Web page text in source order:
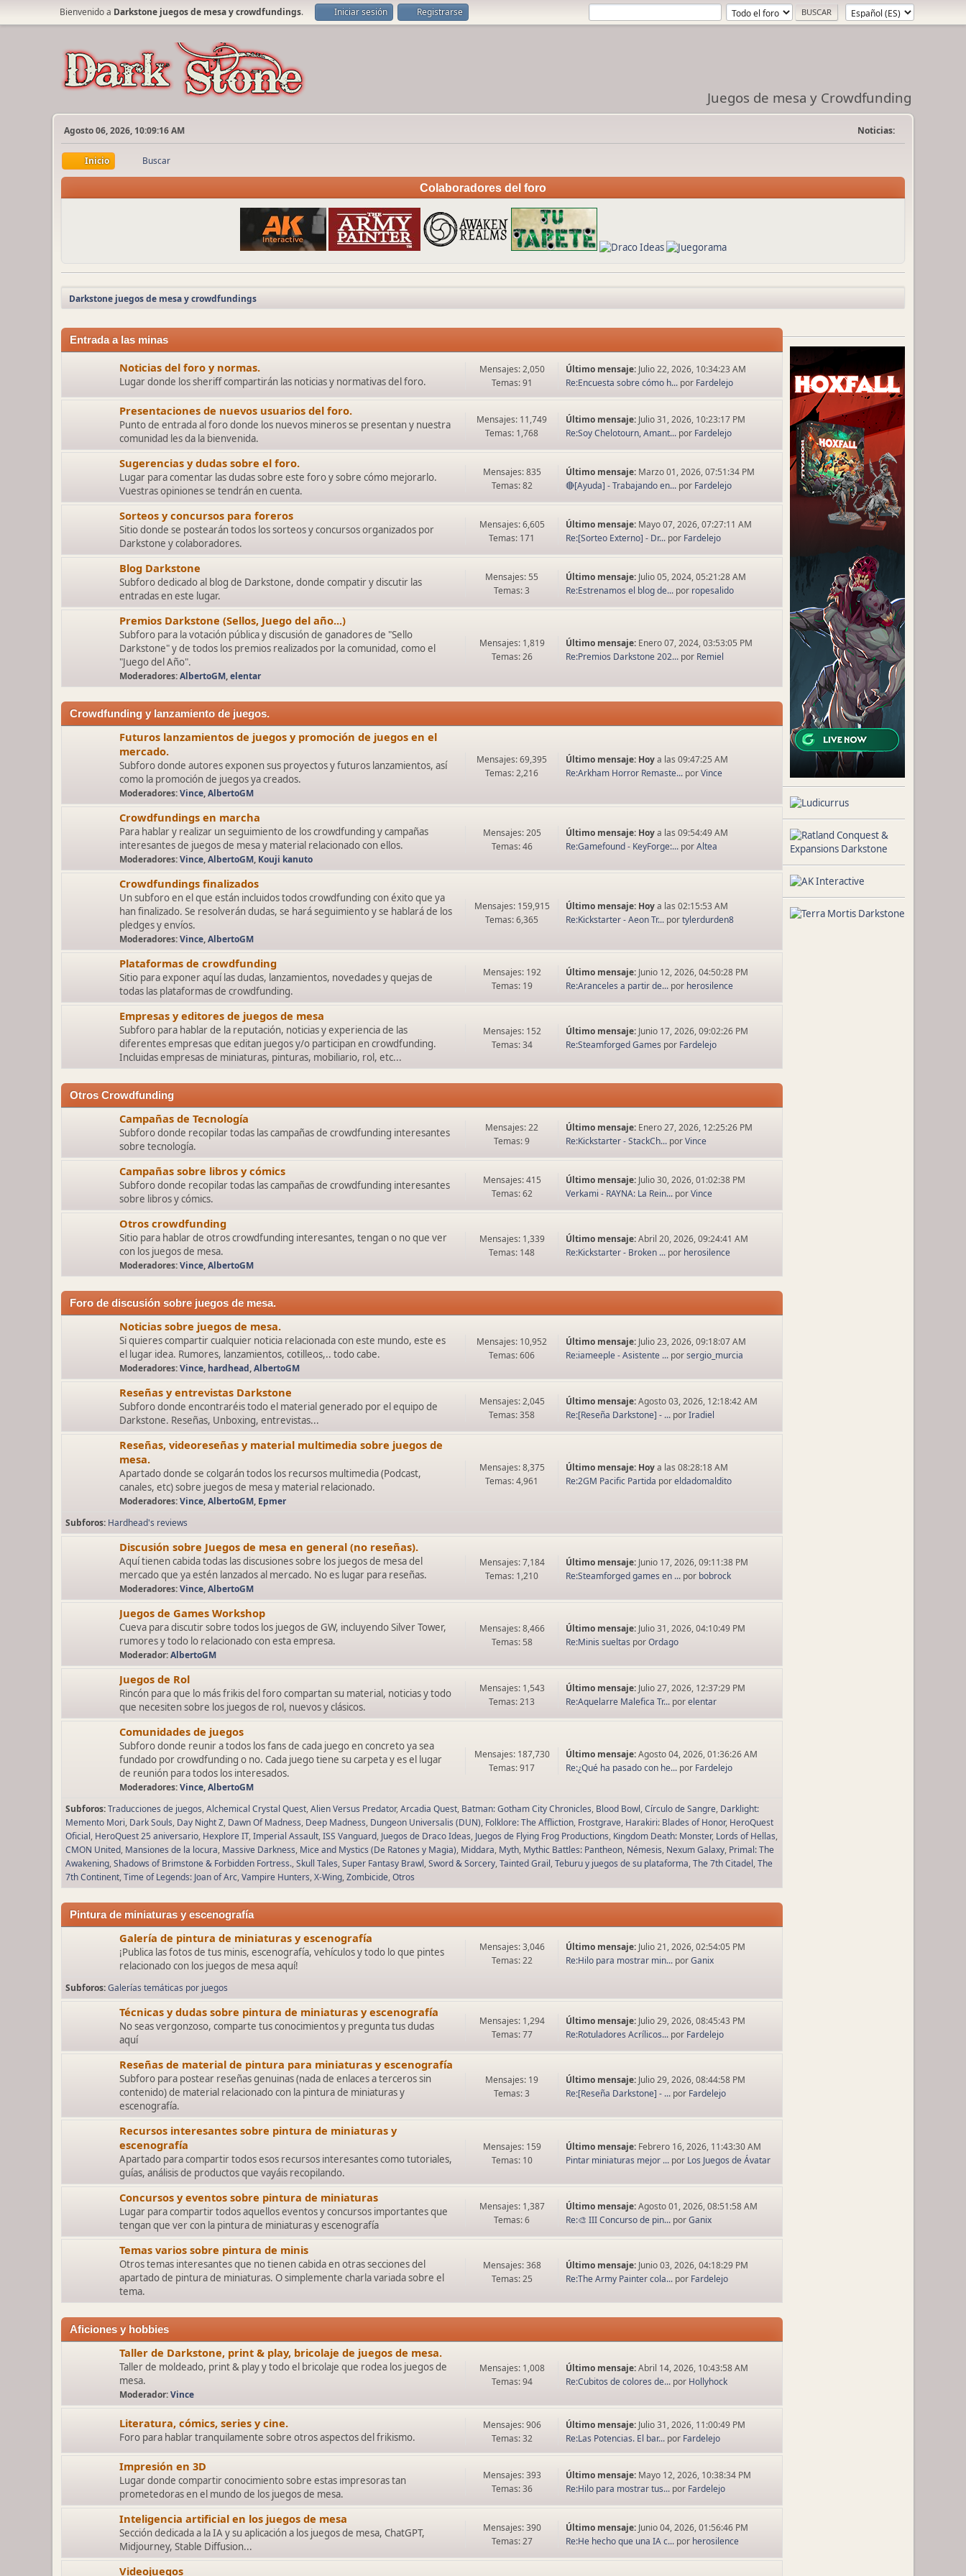
Bienvenido a Darkstone juegos de mesa y crowdfundings. Iniciar sesión Registrarse
Juegos de mesa y Crowdfunding
Agosto 06, 2026, 10:09:16 AM Noticias:
Inicio Buscar
Colaboradores del foro
Darkstone juegos de mesa y crowdfundings
Entrada a las minas
Noticias del foro y normas.
Lugar donde los sheriff compartirán las noticias y normativas del foro.
Mensajes: 2,050
Temas: 91
Último mensaje: Julio 22, 2026, 10:34:23 AM
Re:Encuesta sobre cómo h... por Fardelejo
Presentaciones de nuevos usuarios del foro.
Punto de entrada al foro donde los nuevos mineros se presentan y nuestra
comunidad les da la bienvenida.
Mensajes: 11,749
Temas: 1,768
Último mensaje: Julio 31, 2026, 10:23:17 PM
Re:Soy Chelotourn, Amant... por Fardelejo
Sugerencias y dudas sobre el foro.
Lugar para comentar las dudas sobre este foro y sobre cómo mejorarlo.
Vuestras opiniones se tendrán en cuenta.
Mensajes: 835
Temas: 82
Último mensaje: Marzo 01, 2026, 07:51:34 PM
🔴[Ayuda] - Trabajando en... por Fardelejo
Sorteos y concursos para foreros
Sitio donde se postearán todos los sorteos y concursos organizados por
Darkstone y colaboradores.
Mensajes: 6,605
Temas: 171
Último mensaje: Mayo 07, 2026, 07:27:11 AM
Re:[Sorteo Externo] - Dr... por Fardelejo
Blog Darkstone
Subforo dedicado al blog de Darkstone, donde compatir y discutir las
entradas en este lugar.
Mensajes: 55
Temas: 3
Último mensaje: Julio 05, 2024, 05:21:28 AM
Re:Estrenamos el blog de... por ropesalido
Premios Darkstone (Sellos, Juego del año...)
Subforo para la votación pública y discusión de ganadores de "Sello
Darkstone" y de todos los premios realizados por la comunidad, como el
"Juego del Año".
Moderadores:AlbertoGM,elentar
Mensajes: 1,819
Temas: 26
Último mensaje: Enero 07, 2024, 03:53:05 PM
Re:Premios Darkstone 202... por Remiel
Crowdfunding y lanzamiento de juegos.
Futuros lanzamientos de juegos y promoción de juegos en el
mercado.
Subforo donde autores exponen sus proyectos y futuros lanzamientos, así
como la promoción de juegos ya creados.
Moderadores:Vince,AlbertoGM
Mensajes: 69,395
Temas: 2,216
Último mensaje: Hoya las 09:47:25 AM
Re:Arkham Horror Remaste... porVince
Crowdfundings en marcha
Para hablar y realizar un seguimiento de los crowdfunding y campañas
interesantes de juegos de mesa y material relacionado con ellos.
Moderadores:Vince,AlbertoGM, Kouji kanuto
Mensajes: 205
Temas: 46
Último mensaje: Hoya las 09:54:49 AM
Re:Gamefound - KeyForge:... porAltea
Crowdfundings finalizados
Un subforo en el que están incluidos todos crowdfunding con éxito que ya
han finalizado. Se resolverán dudas, se hará seguimiento y se hablará de los
pledges y envíos.
Moderadores:Vince,AlbertoGM
Mensajes: 159,915
Temas: 6,365
Último mensaje: Hoya las 02:15:53 AM
Re:Kickstarter - Aeon Tr... portylerdurden8
Plataformas de crowdfunding
Sitio para exponer aquí las dudas, lanzamientos, novedades y quejas de
todas las plataformas de crowdfunding.
Mensajes: 192
Temas: 19
Último mensaje: Junio 12, 2026, 04:50:28 PM
Re:Aranceles a partir de... por herosilence
Empresas y editores de juegos de mesa
Subforo para hablar de la reputación, noticias y experiencia de las
diferentes empresas que editan juegos y/o participan en crowdfunding.
Incluidas empresas de miniaturas, pinturas, mobiliario, rol, etc...
Mensajes: 152
Temas: 34
Último mensaje: Junio 17, 2026, 09:02:26 PM
Re:Steamforged Games por Fardelejo
Otros Crowdfunding
Campañas de Tecnología
Subforo donde recopilar todas las campañas de crowdfunding interesantes
sobre tecnología.
Mensajes: 22
Temas: 9
Último mensaje: Enero 27, 2026, 12:25:26 PM
Re:Kickstarter - StackCh... porVince
Campañas sobre libros y cómics
Subforo donde recopilar todas las campañas de crowdfunding interesantes
sobre libros y cómics.
Mensajes: 415
Temas: 62
Último mensaje: Julio 30, 2026, 01:02:38 PM
Verkami - RAYNA: La Rein... porVince
Otros crowdfunding
Sitio para hablar de otros crowdfunding interesantes, tengan o no que ver
con los juegos de mesa.
Moderadores:Vince,AlbertoGM
Mensajes: 1,339
Temas: 148
Último mensaje:Abril 20, 2026, 09:24:41 AM
Re:Kickstarter - Broken ... por herosilence
Foro de discusión sobre juegos de mesa.
Noticias sobre juegos de mesa.
Si quieres compartir cualquier noticia relacionada con este mundo, este es
el lugar idea. Rumores, lanzamientos, cotilleos,.. todo cabe.
Moderadores:Vince, hardhead,AlbertoGM
Mensajes: 10,952
Temas: 606
Último mensaje: Julio 23, 2026, 09:18:07 AM
Re:iameeple - Asistente ... porsergio_murcia
Reseñas y entrevistas Darkstone
Subforo donde encontraréis todo el material generado por el equipo de
Darkstone. Reseñas, Unboxing, entrevistas...
Mensajes: 2,045
Temas: 358
Último mensaje:Agosto 03, 2026, 12:18:42 AM
Re:[Reseña Darkstone] - ... porIradiel
Reseñas, videoreseñas y material multimedia sobre juegos de
mesa.
Apartado donde se colgarán todos los recursos multimedia (Podcast,
canales, etc) sobre juegos de mesa y material relacionado.
Moderadores:Vince,AlbertoGM, Epmer
Mensajes: 8,375
Temas: 4,961
Último mensaje: Hoya las 08:28:18 AM
Re:2GM Pacific Partida poreldadomaldito
Subforos Hardhead's reviews
Discusión sobre Juegos de mesa en general (no reseñas).
Aquí tienen cabida todas las discusiones sobre los juegos de mesa del
mercado que ya estén lanzados al mercado. No es lugar para reseñas.
Moderadores:Vince,AlbertoGM
Mensajes: 7,184
Temas: 1,210
Último mensaje: Junio 17, 2026, 09:11:38 PM
Re:Steamforged games en ... por bobrock
Juegos de Games Workshop
Cueva para discutir sobre todos los juegos de GW, incluyendo Silver Tower,
rumores y todo lo relacionado con esta empresa.
Moderador:AlbertoGM
Mensajes: 8,466
Temas: 58
Último mensaje: Julio 31, 2026, 04:10:49 PM
Re:Minis sueltas porOrdago
Juegos de Rol
Rincón para que lo más frikis del foro compartan su material, noticias y todo
que necesiten sobre los juegos de rol, nuevos y clásicos.
Mensajes: 1,543
Temas: 213
Último mensaje: Julio 27, 2026, 12:37:29 PM
Re:Aquelarre Malefica Tr... porelentar
Comunidades de juegos
Subforo donde reunir a todos los fans de cada juego en concreto ya sea
fundado por crowdfunding o no. Cada juego tiene su carpeta y es el lugar
de reunión para todos los interesados.
Moderadores:Vince,AlbertoGM
Mensajes: 187,730
Temas: 917
Último mensaje:Agosto 04, 2026, 01:36:26 AM
Re:¿Qué ha pasado con he... por Fardelejo
Subforos Traducciones de juegos Alchemical Crystal Quest Alien Versus Predator Arcadia Quest Batman: Gotham City Chronicles Blood Bowl Círculo de Sangre Darklight:
Memento Mori Dark Souls Day Night Z Dawn Of Madness Deep Madness Dungeon Universalis (DUN) Folklore: The Affliction Frostgrave Harakiri: Blades of Honor HeroQuest
Oficial HeroQuest 25 aniversario Hexplore IT Imperial Assault ISS Vanguard Juegos de Draco Ideas Juegos de Flying Frog Productions Kingdom Death: Monster Lords of Hellas
CMON United Mansiones de la locura Massive Darkness Mice and Mystics (De Ratones y Magia) Middara Myth Mythic Battles: Pantheon Némesis Nexum Galaxy Primal: The
Awakening Shadows of Brimstone & Forbidden Fortress. Skull Tales Super Fantasy Brawl Sword & Sorcery Tainted Grail Teburu y juegos de su plataforma The 7th Citadel The
7th Continent Time of Legends: Joan of Arc Vampire Hunters X-Wing Zombicide Otros
Pintura de miniaturas y escenografía
Galería de pintura de miniaturas y escenografía
¡Publica las fotos de tus minis, escenografía, vehículos y todo lo que pintes
relacionado con los juegos de mesa aquí!
Mensajes: 3,046
Temas: 22
Último mensaje: Julio 21, 2026, 02:54:05 PM
Re:Hilo para mostrar min... porGanix
Subforos Galerías temáticas por juegos
Técnicas y dudas sobre pintura de miniaturas y escenografía
No seas vergonzoso, comparte tus conocimientos y pregunta tus dudas
aquí
Mensajes: 1,294
Temas: 77
Último mensaje: Julio 29, 2026, 08:45:43 PM
Re:Rotuladores Acrílicos... por Fardelejo
Reseñas de material de pintura para miniaturas y escenografía
Subforo para postear reseñas genuinas (nada de enlaces a terceros sin
contenido) de material relacionado con la pintura de miniaturas y
escenografía.
Mensajes: 19
Temas: 3
Último mensaje: Julio 29, 2026, 08:44:58 PM
Re:[Reseña Darkstone] - ... por Fardelejo
Recursos interesantes sobre pintura de miniaturas y
escenografía
Apartado para compartir todos esos recursos interesantes como tutoriales,
guías, análisis de productos que vayáis recopilando.
Mensajes: 159
Temas: 10
Último mensaje: Febrero 16, 2026, 11:43:30 AM
Pintar miniaturas mejor ... por Los Juegos de Ávatar
Concursos y eventos sobre pintura de miniaturas
Lugar para compartir todos aquellos eventos y concursos importantes que
tengan que ver con la pintura de miniaturas y escenografía
Mensajes: 1,387
Temas: 6
Último mensaje:Agosto 01, 2026, 08:51:58 AM
Re:🎨 III Concurso de pin... porGanix
Temas varios sobre pintura de minis
Otros temas interesantes que no tienen cabida en otras secciones del
apartado de pintura de miniaturas. O simplemente charla variada sobre el
tema.
Mensajes: 368
Temas: 25
Último mensaje: Junio 03, 2026, 04:18:29 PM
Re:The Army Painter cola... por Fardelejo
Aficiones y hobbies
Taller de Darkstone, print & play, bricolaje de juegos de mesa.
Taller de moldeado, print & play y todo el bricolaje que rodea los juegos de
mesa.
Moderador:Vince
Mensajes: 1,008
Temas: 94
Último mensaje:Abril 14, 2026, 10:43:58 AM
Re:Cubitos de colores de... por Hollyhock
Literatura, cómics, series y cine.
Foro para hablar tranquilamente sobre otros aspectos del frikismo.
Mensajes: 906
Temas: 32
Último mensaje: Julio 31, 2026, 11:00:49 PM
Re:Las Potencias. El bar... por Fardelejo
Impresión en 3D
Lugar donde compartir conocimiento sobre estas impresoras tan
prometedoras en el mundo de los juegos de mesa.
Mensajes: 393
Temas: 36
Último mensaje: Mayo 12, 2026, 10:38:34 PM
Re:Hilo para mostrar tus... por Fardelejo
Inteligencia artificial en los juegos de mesa
Sección dedicada a la IA y su aplicación a los juegos de mesa, ChatGPT,
Midjourney, Stable Diffusion...
Mensajes: 390
Temas: 27
Último mensaje: Junio 04, 2026, 01:56:46 PM
Re:He hecho que una IA c... por herosilence
Videojuegos